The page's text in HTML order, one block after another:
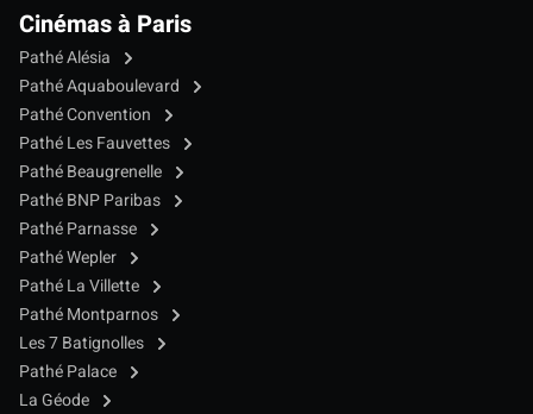
Cinémas à Paris
Pathé Alésia
Pathé Aquaboulevard
Pathé Convention
Pathé Les Fauvettes
Pathé Beaugrenelle
Pathé BNP Paribas
Pathé Parnasse
Pathé Wepler
Pathé La Villette
Pathé Montparnos
Les 7 Batignolles
Pathé Palace
La Géode